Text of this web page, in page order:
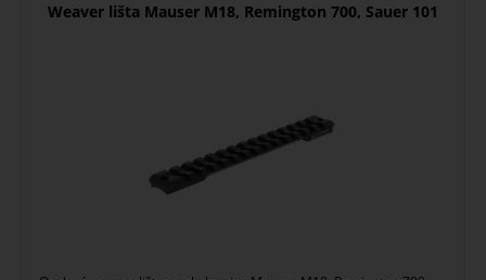
Weaver lišta Mauser M18, Remington 700, Sauer 101